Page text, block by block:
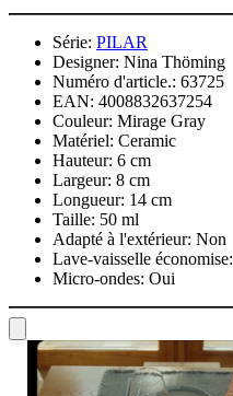
Série: PILAR
Designer: Nina Thöming
Numéro d'article.: 63725
EAN: 4008832637254
Couleur: Mirage Gray
Matériel: Ceramic
Hauteur: 6 cm
Largeur: 8 cm
Longueur: 14 cm
Taille: 50 ml
Adapté à l'extérieur: Non
Lave-vaisselle économise:
Micro-ondes: Oui